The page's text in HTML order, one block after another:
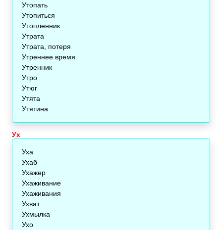
Утопать
Утопиться
Утопленник
Утрата
Утрата, потеря
Утреннее время
Утренник
Утро
Утюг
Утята
Утятина
Ух
Уха
Ухаб
Ухажер
Ухаживание
Ухаживания
Ухват
Ухмылка
Ухо